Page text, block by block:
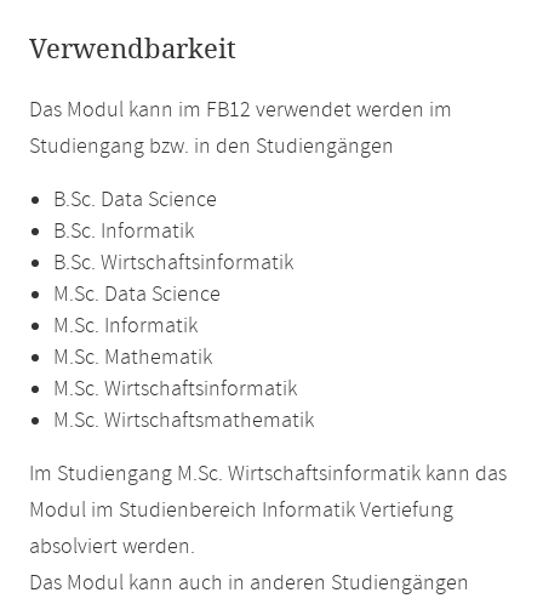
Verwendbarkeit
Das Modul kann im FB12 verwendet werden im
Studiengang bzw. in den Studiengängen
B.Sc. Data Science
B.Sc. Informatik
B.Sc. Wirtschaftsinformatik
M.Sc. Data Science
M.Sc. Informatik
M.Sc. Mathematik
M.Sc. Wirtschaftsinformatik
M.Sc. Wirtschaftsmathematik
Im Studiengang M.Sc. Wirtschaftsinformatik kann das
Modul im Studienbereich Informatik Vertiefung
absolviert werden.
Das Modul kann auch in anderen Studiengängen